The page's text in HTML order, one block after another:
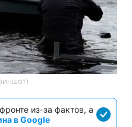
из-за фактов, а
в Google